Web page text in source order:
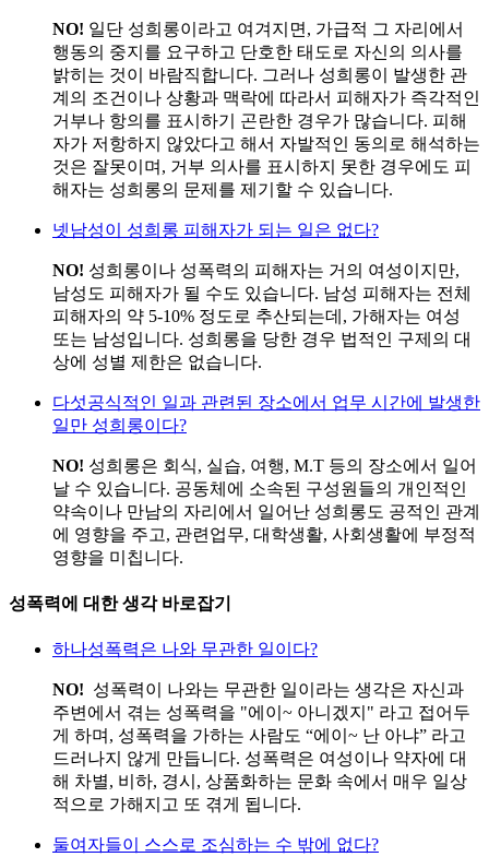
NO! 일단 성희롱이라고 여겨지면, 가급적 그 자리에서
행동의 중지를 요구하고 단호한 태도로 자신의 의사를
밝히는 것이 바람직합니다. 그러나 성희롱이 발생한 관
계의 조건이나 상황과 맥락에 따라서 피해자가 즉각적인
거부나 항의를 표시하기 곤란한 경우가 많습니다. 피해
자가 저항하지 않았다고 해서 자발적인 동의로 해석하는
것은 잘못이며, 거부 의사를 표시하지 못한 경우에도 피
해자는 성희롱의 문제를 제기할 수 있습니다.
넷남성이 성희롱 피해자가 되는 일은 없다?
NO! 성희롱이나 성폭력의 피해자는 거의 여성이지만,
남성도 피해자가 될 수도 있습니다. 남성 피해자는 전체
피해자의 약 5-10% 정도로 추산되는데, 가해자는 여성
또는 남성입니다. 성희롱을 당한 경우 법적인 구제의 대
상에 성별 제한은 없습니다.
다섯공식적인 일과 관련된 장소에서 업무 시간에 발생한
일만 성희롱이다?
NO! 성희롱은 회식, 실습, 여행, M.T 등의 장소에서 일어
날 수 있습니다. 공동체에 소속된 구성원들의 개인적인
약속이나 만남의 자리에서 일어난 성희롱도 공적인 관계
에 영향을 주고, 관련업무, 대학생활, 사회생활에 부정적
영향을 미칩니다.
성폭력에 대한 생각 바로잡기
하나성폭력은 나와 무관한 일이다?
NO! 성폭력이 나와는 무관한 일이라는 생각은 자신과
주변에서 겪는 성폭력을 "에이~ 아니겠지" 라고 접어두
게 하며, 성폭력을 가하는 사람도 “에이~ 난 아냐” 라고
드러나지 않게 만듭니다. 성폭력은 여성이나 약자에 대
해 차별, 비하, 경시, 상품화하는 문화 속에서 매우 일상
적으로 가해지고 또 겪게 됩니다.
둘여자들이 스스로 조심하는 수 밖에 없다?